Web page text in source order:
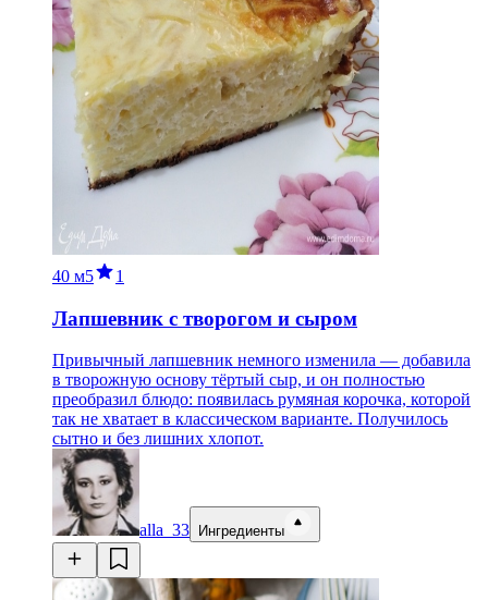
40 м5 1
Лапшевник с творогом и сыром
Привычный лапшевник немного изменила — добавила
в творожную основу тёртый сыр, и он полностью
преобразил блюдо: появилась румяная корочка, которой
так не хватает в классическом варианте. Получилось
сытно и без лишних хлопот.
alla_33 Ингредиенты